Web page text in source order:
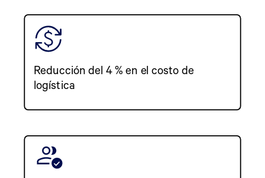
Reducción del 4 % en el costo de
logística